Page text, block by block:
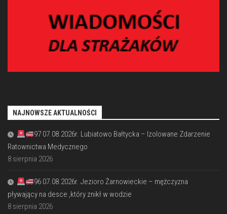
NAJNOWSZE AKTUALNOŚCI
97 07.08.2026r. Lubiatowo Bałtycka – Izolowane Zdarzenie
Ratownictwa Medycznego
8 sierpnia 2026
96 07.08.2026r. Jezioro Żarnowieckie – mężczyzna
pływający na desce ,który znikł w wodzie
8 sierpnia 2026